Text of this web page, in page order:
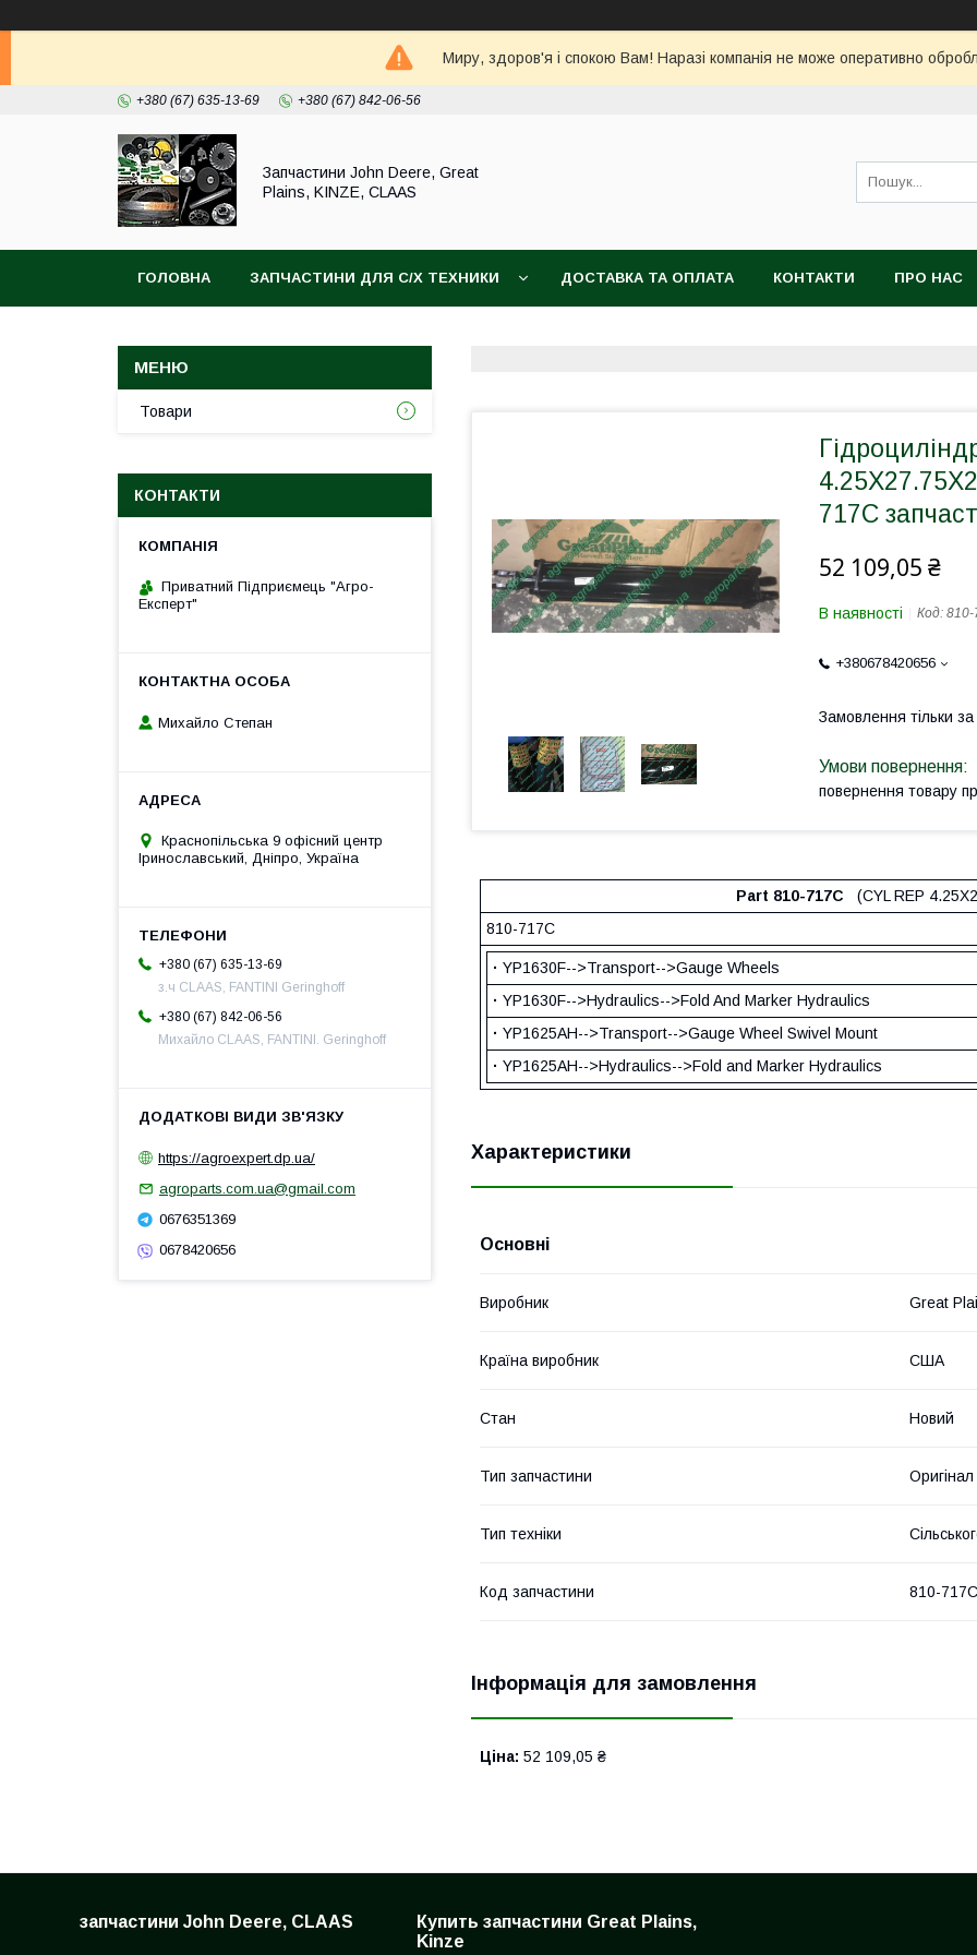
Миру, здоров'я і спокою Вам! Наразі компанія не може оперативно
+380 (67) 635-13-69 +380 (67) 842-06-56
Запчастини John Deere, Great
Plains, KINZE, CLAAS
ГОЛОВНА ЗАПЧАСТИНИ ДЛЯ С/Х ТЕХНИКИ ДОСТАВКА ТА ОПЛАТА КОНТАКТИ ПРО НАС
717С
52 109,05 ₴
В наявності Код: 810-
+380678420656
Замовлення тільки
повернення товару
Part 810-717C (CYL REP
810-717С
· YP1630F-->Transport-->Gauge Wheels
· YP1630F-->Hydraulics-->Fold And Marker Hydraulics
· YP1625AH-->Transport-->Gauge Wheel Swivel Mount
· YP1625AH-->Hydraulics-->Fold and Marker Hydraulics
Характеристики
Основні
Виробник Great
Країна виробник США
Стан Новий
Тип запчастини Оригінал
Тип техніки
Код запчастини 810-717C
Інформація для замовлення
Ціна: 52 109,05 ₴
Товари
КОНТАКТИ
Приватний Підприємець "Агро-
Експерт"
Михайло Степан
Краснопільська 9 офісний центр
Іринославський, Дніпро, Україна
+380 (67) 635-13-69
з.ч CLAAS, FANTINI Geringhoff
+380 (67) 842-06-56
Михайло CLAAS, FANTINI. Geringhoff
https://agroexpert.dp.ua/
agroparts.com.ua@gmail.com
0676351369
0678420656
запчастини John Deere, CLAAS
Купить запчастини Great Plains,
Kinze